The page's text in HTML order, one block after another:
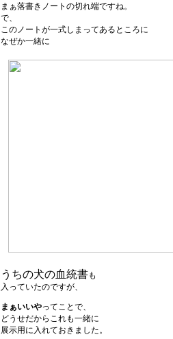
まぁ落書きノートの切れ端ですね。
で、
このノートが一式しまってあるところに
なぜか一緒に
うちの犬の血統書も
入っていたのですが、
まぁいいやってことで、
どうせだからこれも一緒に
展示用に入れておきました。